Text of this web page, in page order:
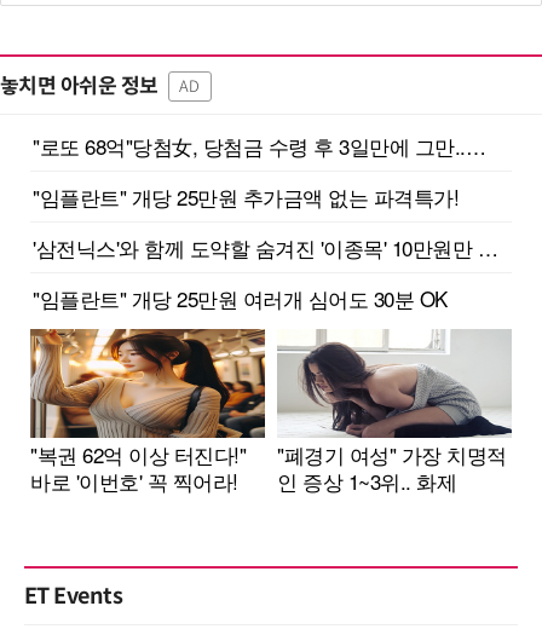
놓치면 아쉬운 정보 AD
ET Events